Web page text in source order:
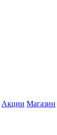
Акции Магазин